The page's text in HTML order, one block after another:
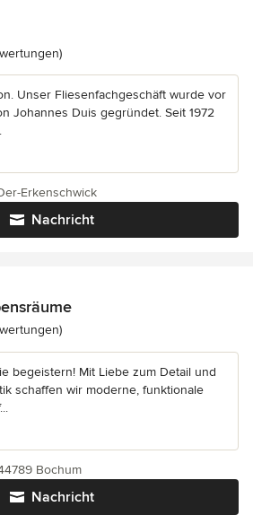
5 von 5 Sternen
Unser Fliesenfachgeschäft wurde vor
Johannes Duis gegründet. Seit 1972
Nachricht
Erkenschwick
5 von 5 Sternen
begeistern! Mit Liebe zum Detail und
schaffen wir moderne, funktionale
Nachricht
Bochum